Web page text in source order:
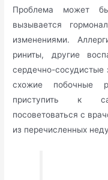
Проблема может
вызывается
изменениями.
риниты, другие
сердечно-сосудистые
схожие побочные
приступить к
посоветоваться с
из перечисленных